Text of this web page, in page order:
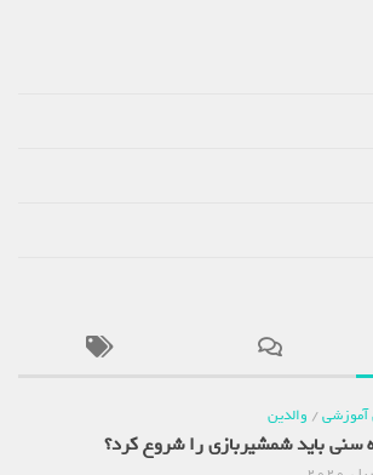
/والدین
باید شمشیربازی را شروع کرد؟